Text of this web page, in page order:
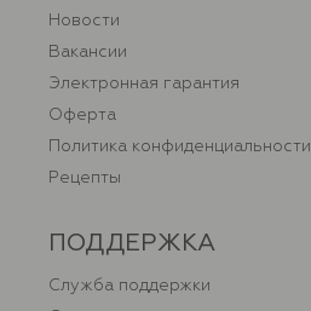
Новости
Вакансии
Электронная гарантия
Оферта
Политика конфиденциальности
Рецепты
ПОДДЕРЖКА
Служба поддержки